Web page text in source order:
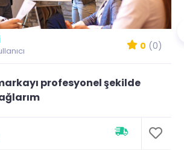
0 (0)
profesyonel şekilde